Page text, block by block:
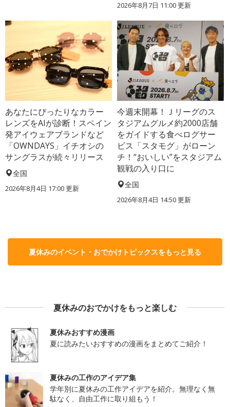
2026年8月7日 11:00更新
あなたにぴったりなカラー
レンズをAIが診断！スペイン
発アイウェアブランドなど
「OWNDAYS」イチオシの
サングラスが続々リリース
全国
2026年8月4日 17:00更新
今週末開幕！Ｊリーグのス
タジアムグルメ約2000店舗
をガイドする食べログサー
ビス「スタモグ」がローン
チ！“おいしい”をスタジアム
観戦の入り口に
全国
2026年8月4日 14:50更新
夏休みのイベント・おでかけトピックスをもっと見る
夏休みのおでかけをもっと楽しむ
夏休みおすすめ漫画
夏に読みたいおすすめの漫画をまとめてご紹介！
夏休みの工作のアイデア集
学年別に夏休みの工作アイデアを紹介。無理なく無
駄なく、自由工作に取り組もう！